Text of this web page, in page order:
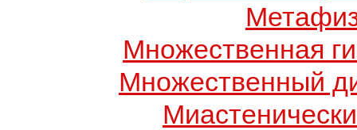
Множественная
Множественный